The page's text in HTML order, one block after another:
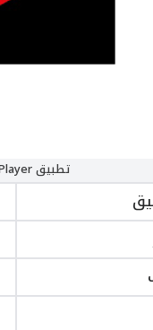
تطبيق Viking Player